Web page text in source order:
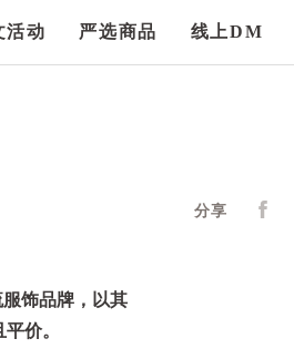
活动 严选商品 线上DM
饰品牌，以其
价。
分享